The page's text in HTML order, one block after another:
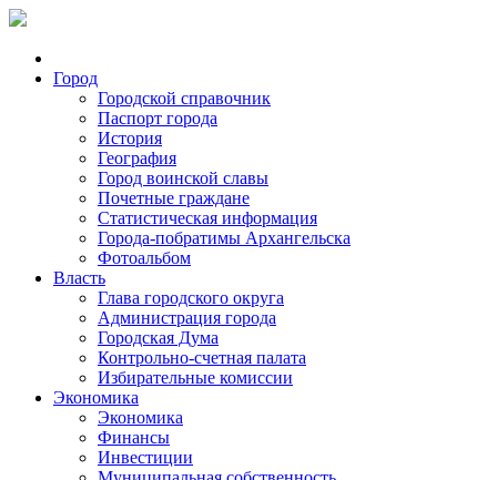
Город
Городской справочник
Паспорт города
История
География
Город воинской славы
Почетные граждане
Статистическая информация
Города-побратимы Архангельска
Фотоальбом
Власть
Глава городского округа
Администрация города
Городская Дума
Контрольно-счетная палата
Избирательные комиссии
Экономика
Экономика
Финансы
Инвестиции